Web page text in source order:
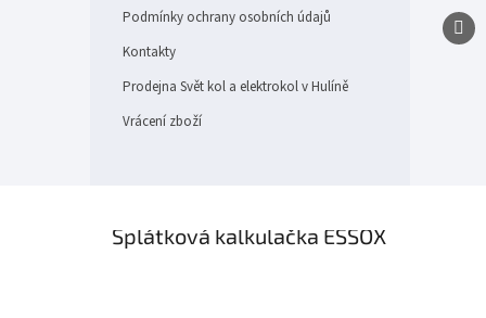
Podmínky ochrany osobních údajů
Kontakty
Prodejna Svět kol a elektrokol v Hulíně
Vrácení zboží
Splátková kalkulačka ESSOX